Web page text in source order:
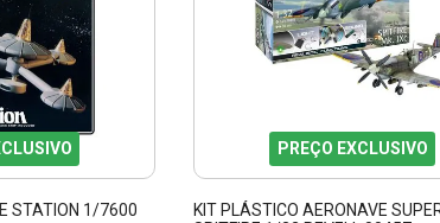
STATION 1/7600
PREÇO EXCLUSIVO
KIT PLÁSTICO AERONAVE